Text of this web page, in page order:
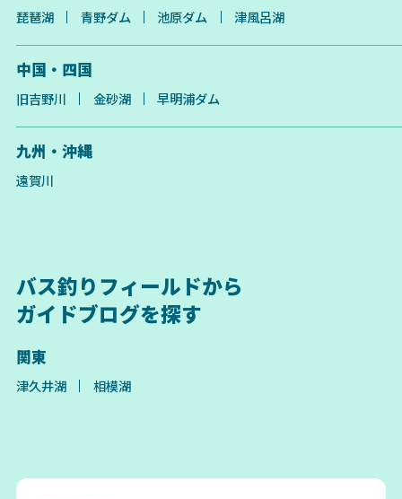
琵琶湖 青野ダム 池原ダム 津風呂湖
中国・四国
旧吉野川 金砂湖 早明浦ダム
九州・沖縄
遠賀川
バス釣りフィールドから
ガイドブログを探す
関東
津久井湖 相模湖